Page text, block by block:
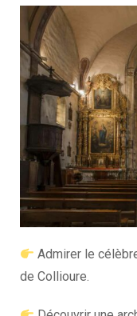
Admirer le
de Collioure.